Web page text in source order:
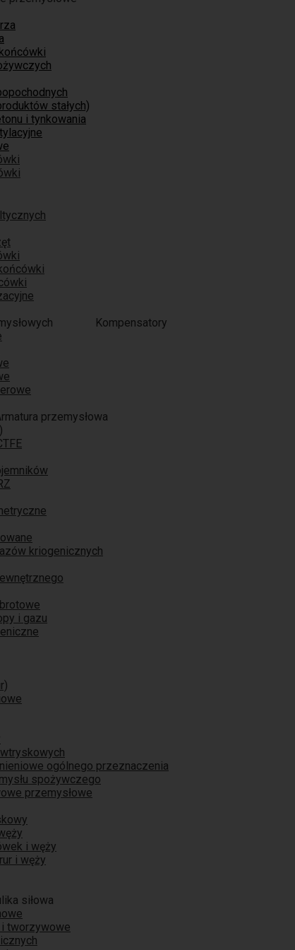
stałych)
i tynkowania
Kompensatory
przemysłowa
kriogenicznych
i gazu
ogólnego przeznaczenia
spożywczego
przemysłowe
i węży
i węży
siłowa
tworzywowe